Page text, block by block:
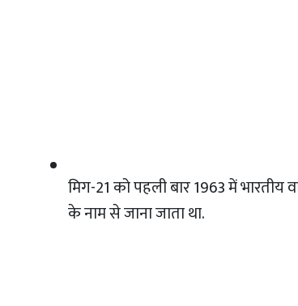
मिग-21 को पहली बार 1963 में
के नाम से जाना जाता था.